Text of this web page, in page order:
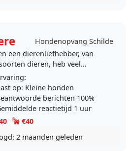
Hondenopvang Schilde
een dierenliefhebber, van
dieren, heb veel
gehad . Mijn
afgemaakte tuin staat nu
om..
op: Kleine honden
berichten 100%
reactietijd 1 uur
€40
2 maanden geleden